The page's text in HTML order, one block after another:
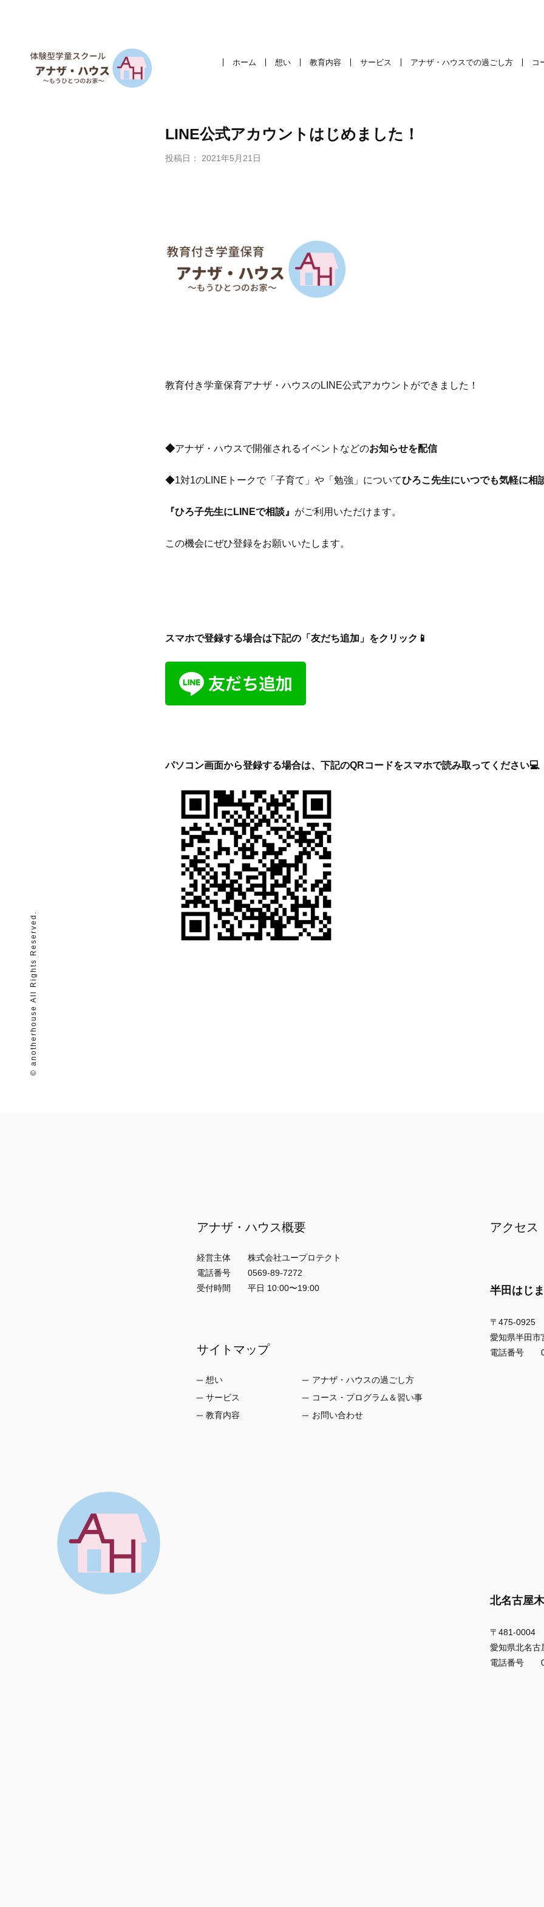
ホーム 想い 教育内容 サービス アナザ・ハウスでの過ごし方 コ
LINE公式アカウントはじめました！
投稿日： 2021年5月21日
教育付き学童保育アナザ・ハウスのLINE公式アカウントができました！
◆アナザ・ハウスで開催されるイベントなどのお知らせを配信
◆1対1のLINEトークで「子育て」や「勉強」についてひろこ先生にいつでも気軽に相
『ひろ子先生にLINEで相談』 がご利用いただけます。
この機会にぜひ登録をお願いいたします。
スマホで登録する場合は下記の「友だち追加」をクリック📱
パソコン画面から登録する場合は、下記のQRコードをスマホで読み取ってください💻
アナザ・ハウス概要
経営主体 株式会社ユープロテクト
電話番号 0569-89-7272
受付時間 平日 10:00〜19:00
サイトマップ
想い
サービス
教育内容
アナザ・ハウスの過ごし方
コース・プログラム＆習い事
お問い合わせ
アクセス
半田はじ
〒475-0925
愛知県半田市
電話番号
北名古屋
〒481-0004
愛知県北名古
電話番号
© anotherhouse All Rights Reserved.